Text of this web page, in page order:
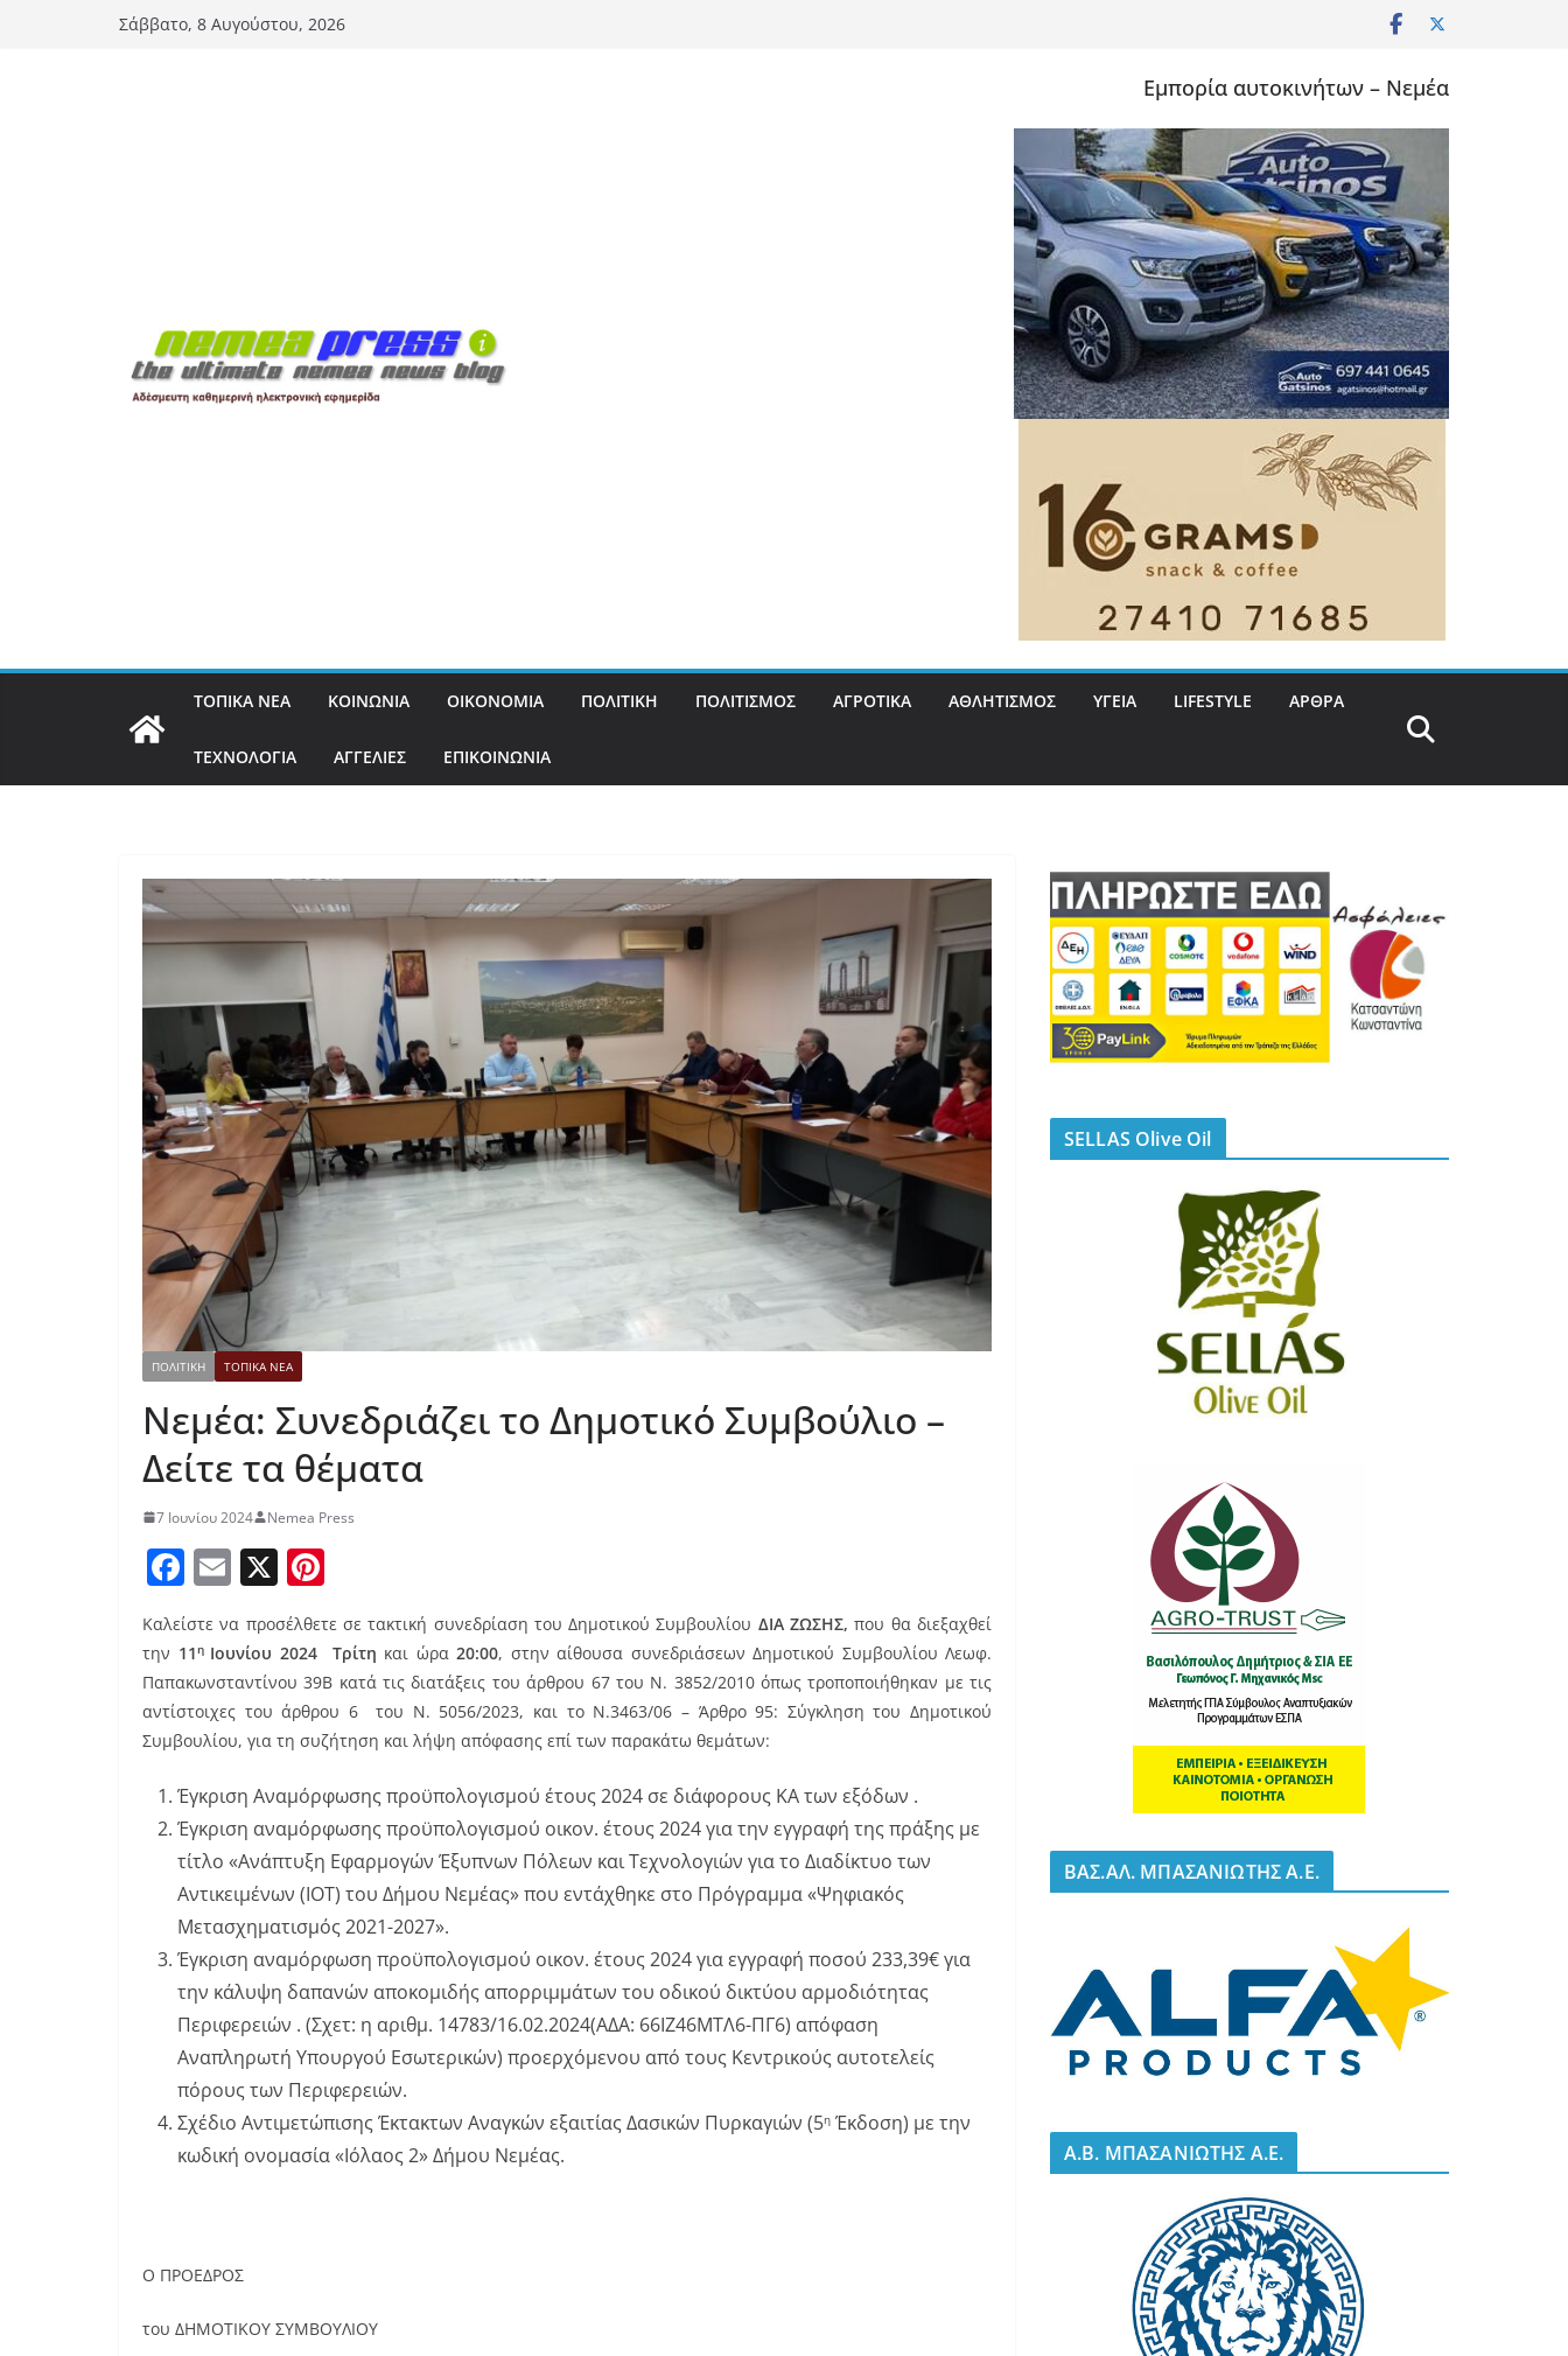
Σάββατο, 8 Αυγούστου, 2026
Εμπορία αυτοκινήτων – Νεμέα
ΤΟΠΙΚΑ ΝΕΑ ΚΟΙΝΩΝΙΑ ΟΙΚΟΝΟΜΙΑ ΠΟΛΙΤΙΚΗ ΠΟΛΙΤΙΣΜΟΣ ΑΓΡΟΤΙΚΑ ΑΘΛΗΤΙΣΜΟΣ ΥΓΕΙΑ LIFESTYLE ΑΡΘΡΑ
ΤΕΧΝΟΛΟΓΙΑ ΑΓΓΕΛΙΕΣ ΕΠΙΚΟΙΝΩΝΙΑ
ΠΟΛΙΤΙΚΗ ΤΟΠΙΚΑ ΝΕΑ
Νεμέα: Συνεδριάζει το Δημοτικό Συμβούλιο –
Δείτε τα θέματα
7 Ιουνίου 2024 Nemea Press
F
c
e
b
o
o
k
E
ai
l
X
er
e
st
Καλείστε να προσέλθετε σε τακτική συνεδρίαση του Δημοτικού Συμβουλίου ΔΙΑ ΖΩΣΗΣ, που θα διεξαχθεί
την 11η Ιουνίου 2024 Τρίτη και ώρα 20:00, στην αίθουσα συνεδριάσεων Δημοτικού Συμβουλίου Λεωφ.
Παπακωνσταντίνου 39Β κατά τις διατάξεις του άρθρου 67 του Ν. 3852/2010 όπως τροποποιήθηκαν με τις
αντίστοιχες του άρθρου 6 του Ν. 5056/2023, και το Ν.3463/06 – Άρθρο 95: Σύγκληση του Δημοτικού
Συμβουλίου, για τη συζήτηση και λήψη απόφασης επί των παρακάτω θεμάτων:
Έγκριση Αναμόρφωσης προϋπολογισμού έτους 2024 σε διάφορους ΚΑ των εξόδων .
Έγκριση αναμόρφωσης προϋπολογισμού οικον. έτους 2024 για την εγγραφή της πράξης με
τίτλο «Ανάπτυξη Εφαρμογών Έξυπνων Πόλεων και Τεχνολογιών για το Διαδίκτυο των
Αντικειμένων (ΙΟΤ) του Δήμου Νεμέας» που εντάχθηκε στο Πρόγραμμα «Ψηφιακός
Μετασχηματισμός 2021-2027».
Έγκριση αναμόρφωση προϋπολογισμού οικον. έτους 2024 για εγγραφή ποσού 233,39€ για
την κάλυψη δαπανών αποκομιδής απορριμμάτων του οδικού δικτύου αρμοδιότητας
Περιφερειών . (Σχετ: η αριθμ. 14783/16.02.2024(ΑΔΑ: 66ΙΖ46ΜΤΛ6-ΠΓ6) απόφαση
Αναπληρωτή Υπουργού Εσωτερικών) προερχόμενου από τους Κεντρικούς αυτοτελείς
πόρους των Περιφερειών.
Σχέδιο Αντιμετώπισης Έκτακτων Αναγκών εξαιτίας Δασικών Πυρκαγιών (5η Έκδοση) με την
κωδική ονομασία «Ιόλαος 2» Δήμου Νεμέας.
Ο ΠΡΟΕΔΡΟΣ
του ΔΗΜΟΤΙΚΟΥ ΣΥΜΒΟΥΛΙΟΥ
SELLAS Olive Oil
BΑΣ.ΑΛ. ΜΠΑΣΑΝΙΩΤΗΣ Α.Ε.
A.B. ΜΠΑΣΑΝΙΩΤΗΣ Α.Ε.